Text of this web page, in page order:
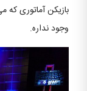
بازیکن آماتوری
وجود نداره.